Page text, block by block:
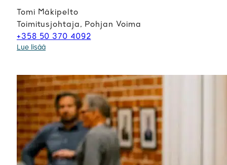
Tomi Mäkipelto
Toimitusjohtaja, Pohjan Voima
+358 50 370 4092
Lue lisää